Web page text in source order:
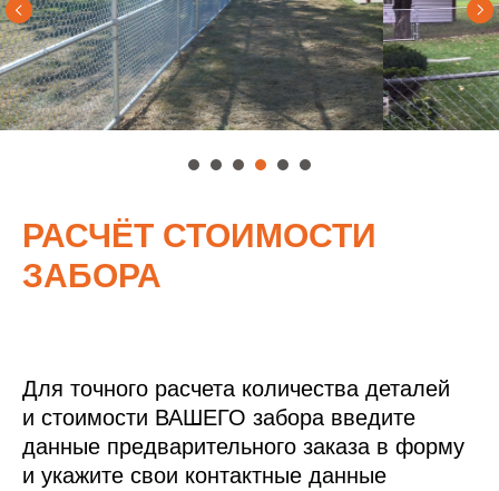
РАСЧЁТ СТОИМОСТИ
ЗАБОРА
Для точного расчета количества деталей
и стоимости ВАШЕГО забора введите
данные предварительного заказа в форму
и укажите свои контактные данные